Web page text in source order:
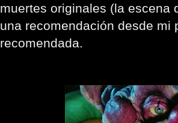
muertes originales (la escena
una recomendación desde mi
recomendada.